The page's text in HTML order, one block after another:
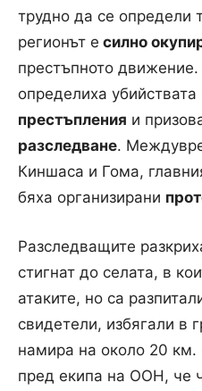
трудно да се определи
регионът е силно
престъпното движение.
определиха убийствата
престъпления и
разследване.
Киншаса и Гома,
бяха организирани
Разследващите
стигнат до селата, в
атаките, но са
свидетели, избягали в
намира на около 20 км.
пред екипа на ООН, че